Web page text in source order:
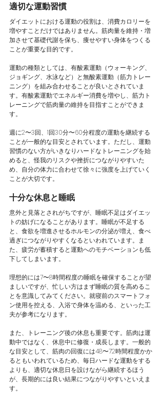
適切な運動習慣
ダイエットにおける運動の役割は、消費カロリーを
増やすことだけではありません。筋肉量を維持・増
加させて基礎代謝を保ち、痩せやすい身体をつくる
ことが重要な目的です。
運動の種類としては、有酸素運動（ウォーキング、
ジョギング、水泳など）と無酸素運動（筋力トレー
ニング）を組み合わせることが良いとされていま
す。有酸素運動でエネルギー消費を増やし、筋力ト
レーニングで筋肉量の維持を目指すことができま
す。
週に2〜3回、1回30分〜60分程度の運動を継続する
ことが一般的な目安とされています。ただし、運動
習慣のない方がいきなりハードなトレーニングを始
めると、怪我のリスクや挫折につながりやすいた
め、自分の体力に合わせて徐々に強度を上げていく
ことが大切です。
十分な休息と睡眠
意外と見落とされがちですが、睡眠不足はダイエッ
トの妨げになることがあります。睡眠が不足する
と、食欲を増進させるホルモンの分泌が増え、食べ
過ぎにつながりやすくなるといわれています。ま
た、疲労が蓄積すると運動へのモチベーションも低
下してしまいます。
理想的には7〜8時間程度の睡眠を確保することが望
ましいですが、忙しい方はまず睡眠の質を高めるこ
とを意識してみてください。就寝前のスマートフォ
ン使用を控える、入浴で身体を温める、といった工
夫が参考になります。
また、トレーニング後の休息も重要です。筋肉は運
動中ではなく、休息中に修復・成長します。一般的
な目安として、筋肉の回復には48〜72時間程度かか
るともいわれているため、毎日ハードな運動をする
よりも、適切な休息日を設けながら継続するほう
が、長期的には良い結果につながりやすいといえま
す。